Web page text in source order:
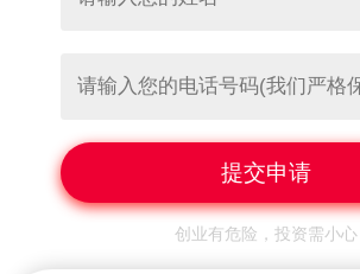
创业有危险，投资需小心